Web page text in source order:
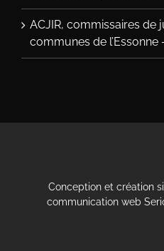
ACJIR, commissaires de
communes de l’Essonne
Conception et création
communication web